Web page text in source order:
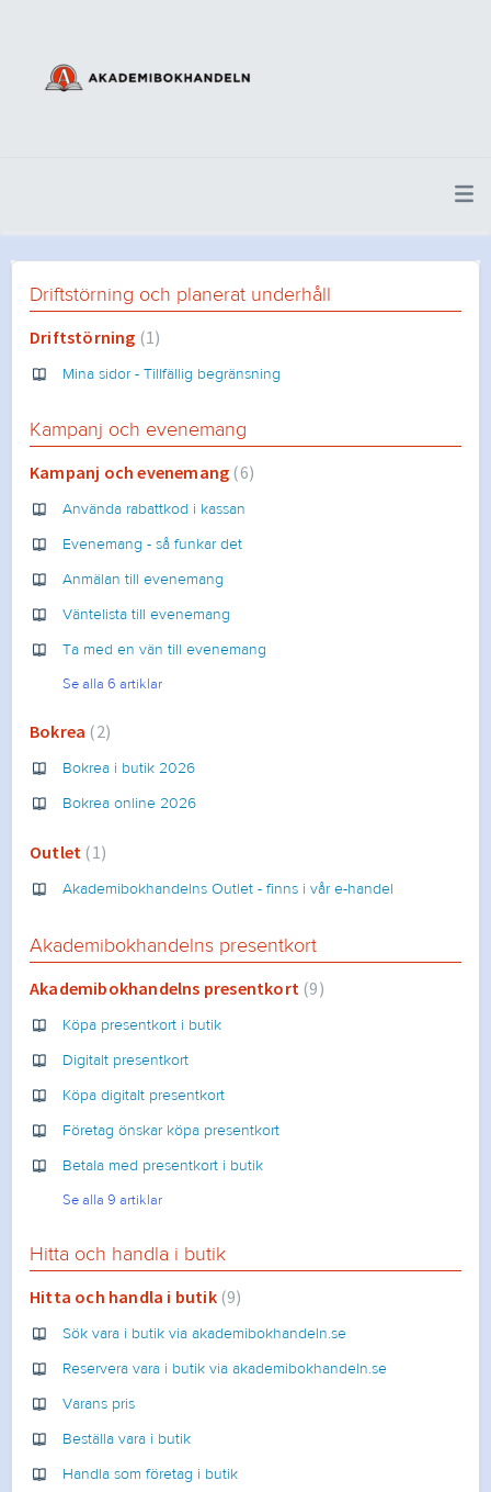
Driftstörning och planerat underhåll
Driftstörning 1
Mina sidor - Tillfällig begränsning
Kampanj och evenemang
Kampanj och evenemang 6
Använda rabattkod i kassan
Evenemang - så funkar det
Anmälan till evenemang
Väntelista till evenemang
Ta med en vän till evenemang
Se alla 6 artiklar
Bokrea 2
Bokrea i butik 2026
Bokrea online 2026
Outlet 1
Akademibokhandelns Outlet - finns i vår e-handel
Akademibokhandelns presentkort
Akademibokhandelns presentkort 9
Köpa presentkort i butik
Digitalt presentkort
Köpa digitalt presentkort
Företag önskar köpa presentkort
Betala med presentkort i butik
Se alla 9 artiklar
Hitta och handla i butik
Hitta och handla i butik 9
Sök vara i butik via akademibokhandeln.se
Reservera vara i butik via akademibokhandeln.se
Varans pris
Beställa vara i butik
Handla som företag i butik